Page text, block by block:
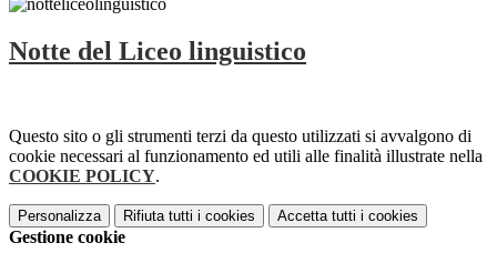
Notte del Liceo linguistico
Questo sito o gli strumenti terzi da questo utilizzati si avvalgono di
cookie necessari al funzionamento ed utili alle finalità illustrate nella
COOKIE POLICY.
Personalizza Rifiuta tutti i cookies Accetta tutti i cookies
Gestione cookie